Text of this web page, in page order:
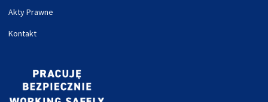
Akty Prawne
Kontakt